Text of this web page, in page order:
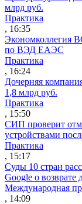
млрд руб.
Практика
, 16:35
Экономколлегия
по ВЭД ЕАЭС
Практика
, 16:24
Дочерняя
1,8 млрд руб.
Практика
, 15:50
СИП проверит
устройствами
Практика
, 15:17
Суды 10 стран
Google о возврате
Международная
, 14:09